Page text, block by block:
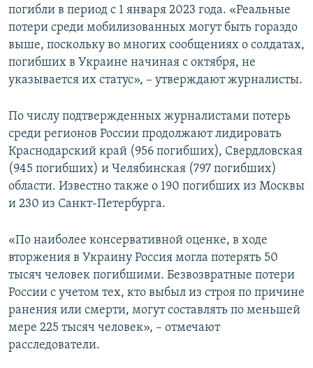
погибли в период с 1 января 2023 года. «Реальные
потери среди мобилизованных могут быть гораздо
выше, поскольку во многих сообщениях о солдатах,
погибших в Украине начиная с октября, не
указывается их статус», – утверждают журналисты.
По числу подтвержденных журналистами потерь
среди регионов России продолжают лидировать
Краснодарский край (956 погибших), Свердловская
(945 погибших) и Челябинская (797 погибших)
области. Известно также о 190 погибших из Москвы
и 230 из Санкт-Петербурга.
«По наиболее консервативной оценке, в ходе
вторжения в Украину Россия могла потерять 50
тысяч человек погибшими. Безвозвратные потери
России с учетом тех, кто выбыл из строя по причине
ранения или смерти, могут составлять по меньшей
мере 225 тысяч человек», – отмечают
расследователи.